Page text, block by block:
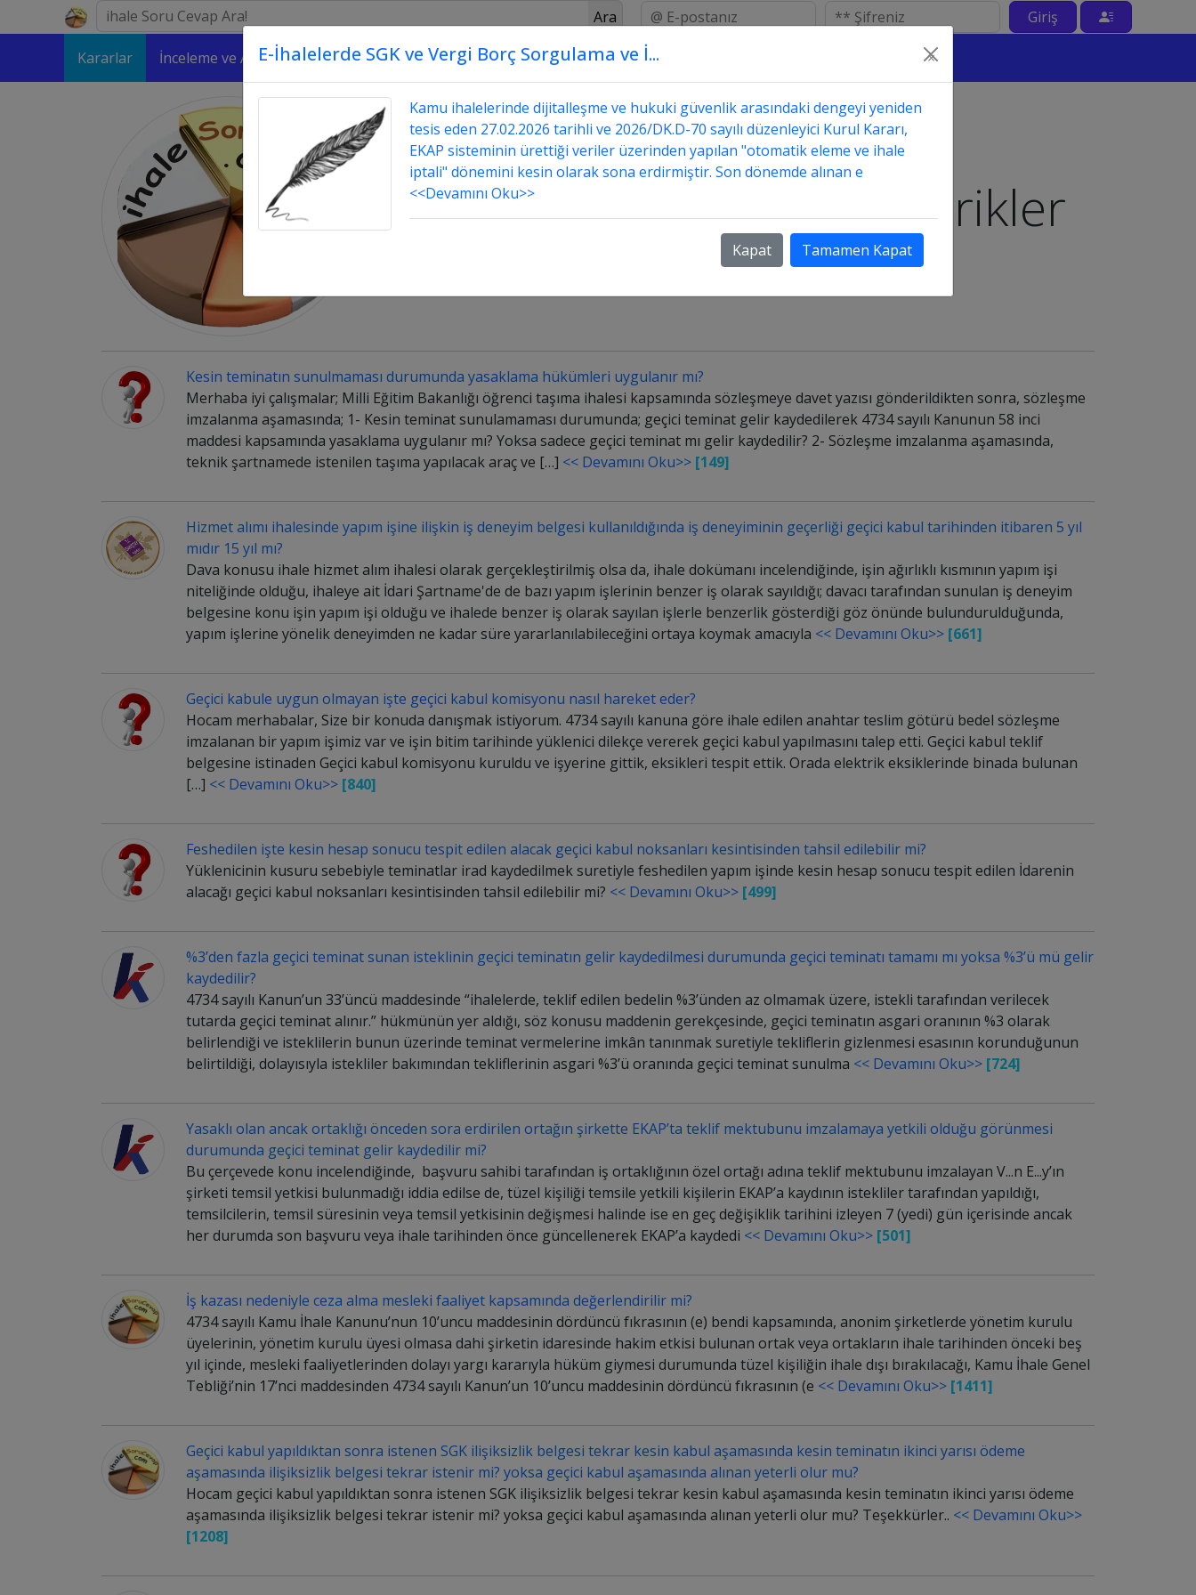
Ara Giriş
Kararlar İnceleme ve Analizler Makaleler Üstada Sor Danışmanlık Sorular ve Cevapları
"Geçici" ile
Etiketlenmiş İçerikler
Kesin teminatın sunulmaması durumunda yasaklama hükümleri uygulanır mı?
Merhaba iyi çalışmalar; Milli Eğitim Bakanlığı öğrenci taşıma ihalesi kapsamında sözleşmeye davet yazısı gönderildikten sonra, sözleşme
imzalanma aşamasında; 1- Kesin teminat sunulamaması durumunda; geçici teminat gelir kaydedilerek 4734 sayılı Kanunun 58 inci
maddesi kapsamında yasaklama uygulanır mı? Yoksa sadece geçici teminat mı gelir kaydedilir? 2- Sözleşme imzalanma aşamasında,
teknik şartnamede istenilen taşıma yapılacak araç ve […] << Devamını Oku>> [149]
Hizmet alımı ihalesinde yapım işine ilişkin iş deneyim belgesi kullanıldığında iş deneyiminin geçerliği geçici kabul tarihinden itibaren 5 yıl
mıdır 15 yıl mı?
Dava konusu ihale hizmet alım ihalesi olarak gerçekleştirilmiş olsa da, ihale dokümanı incelendiğinde, işin ağırlıklı kısmının yapım işi
niteliğinde olduğu, ihaleye ait İdari Şartname'de de bazı yapım işlerinin benzer iş olarak sayıldığı; davacı tarafından sunulan iş deneyim
belgesine konu işin yapım işi olduğu ve ihalede benzer iş olarak sayılan işlerle benzerlik gösterdiği göz önünde bulundurulduğunda,
yapım işlerine yönelik deneyimden ne kadar süre yararlanılabileceğini ortaya koymak amacıyla << Devamını Oku>> [661]
Geçici kabule uygun olmayan işte geçici kabul komisyonu nasıl hareket eder?
Hocam merhabalar, Size bir konuda danışmak istiyorum. 4734 sayılı kanuna göre ihale edilen anahtar teslim götürü bedel sözleşme
imzalanan bir yapım işimiz var ve işin bitim tarihinde yüklenici dilekçe vererek geçici kabul yapılmasını talep etti. Geçici kabul teklif
belgesine istinaden Geçici kabul komisyonu kuruldu ve işyerine gittik, eksikleri tespit ettik. Orada elektrik eksiklerinde binada bulunan
[…] << Devamını Oku>> [840]
Feshedilen işte kesin hesap sonucu tespit edilen alacak geçici kabul noksanları kesintisinden tahsil edilebilir mi?
Yüklenicinin kusuru sebebiyle teminatlar irad kaydedilmek suretiyle feshedilen yapım işinde kesin hesap sonucu tespit edilen İdarenin
alacağı geçici kabul noksanları kesintisinden tahsil edilebilir mi? << Devamını Oku>> [499]
%3’den fazla geçici teminat sunan isteklinin geçici teminatın gelir kaydedilmesi durumunda geçici teminatı tamamı mı yoksa %3’ü mü gelir
kaydedilir?
4734 sayılı Kanun’un 33’üncü maddesinde “ihalelerde, teklif edilen bedelin %3’ünden az olmamak üzere, istekli tarafından verilecek
tutarda geçici teminat alınır.” hükmünün yer aldığı, söz konusu maddenin gerekçesinde, geçici teminatın asgari oranının %3 olarak
belirlendiği ve isteklilerin bunun üzerinde teminat vermelerine imkân tanınmak suretiyle tekliflerin gizlenmesi esasının korunduğunun
belirtildiği, dolayısıyla istekliler bakımından tekliflerinin asgari %3’ü oranında geçici teminat sunulma << Devamını Oku>> [724]
Yasaklı olan ancak ortaklığı önceden sora erdirilen ortağın şirkette EKAP’ta teklif mektubunu imzalamaya yetkili olduğu görünmesi
durumunda geçici teminat gelir kaydedilir mi?
Bu çerçevede konu incelendiğinde, başvuru sahibi tarafından iş ortaklığının özel ortağı adına teklif mektubunu imzalayan V...n E...y’ın
şirketi temsil yetkisi bulunmadığı iddia edilse de, tüzel kişiliği temsile yetkili kişilerin EKAP’a kaydının istekliler tarafından yapıldığı,
temsilcilerin, temsil süresinin veya temsil yetkisinin değişmesi halinde ise en geç değişiklik tarihini izleyen 7 (yedi) gün içerisinde ancak
her durumda son başvuru veya ihale tarihinden önce güncellenerek EKAP’a kaydedi << Devamını Oku>> [501]
İş kazası nedeniyle ceza alma mesleki faaliyet kapsamında değerlendirilir mi?
4734 sayılı Kamu İhale Kanunu’nun 10’uncu maddesinin dördüncü fıkrasının (e) bendi kapsamında, anonim şirketlerde yönetim kurulu
üyelerinin, yönetim kurulu üyesi olmasa dahi şirketin idaresinde hakim etkisi bulunan ortak veya ortakların ihale tarihinden önceki beş
yıl içinde, mesleki faaliyetlerinden dolayı yargı kararıyla hüküm giymesi durumunda tüzel kişiliğin ihale dışı bırakılacağı, Kamu İhale Genel
Tebliği’nin 17’nci maddesinden 4734 sayılı Kanun’un 10’uncu maddesinin dördüncü fıkrasının (e << Devamını Oku>> [1411]
Geçici kabul yapıldıktan sonra istenen SGK ilişiksizlik belgesi tekrar kesin kabul aşamasında kesin teminatın ikinci yarısı ödeme
aşamasında ilişiksizlik belgesi tekrar istenir mi? yoksa geçici kabul aşamasında alınan yeterli olur mu?
Hocam geçici kabul yapıldıktan sonra istenen SGK ilişiksizlik belgesi tekrar kesin kabul aşamasında kesin teminatın ikinci yarısı ödeme
aşamasında ilişiksizlik belgesi tekrar istenir mi? yoksa geçici kabul aşamasında alınan yeterli olur mu? Teşekkürler.. << Devamını Oku>>
[1208]
E-İhalelerde SGK ve Vergi Borç Sorgulama ve İ... ×
Kamu ihalelerinde dijitalleşme ve hukuki güvenlik arasındaki dengeyi yeniden
tesis eden 27.02.2026 tarihli ve 2026/DK.D-70 sayılı düzenleyici Kurul Kararı,
EKAP sisteminin ürettiği veriler üzerinden yapılan "otomatik eleme ve ihale
iptali" dönemini kesin olarak sona erdirmiştir. Son dönemde alınan e
<<Devamını Oku>>
Kapat Tamamen Kapat